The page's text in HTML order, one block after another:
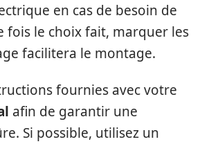
en cas de besoin de
fois le choix fait, marquer les
facilitera le montage.
fournies avec votre
afin de garantir une
Si possible, utilisez un